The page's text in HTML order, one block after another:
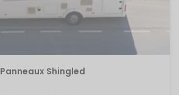
Panneaux Shingled